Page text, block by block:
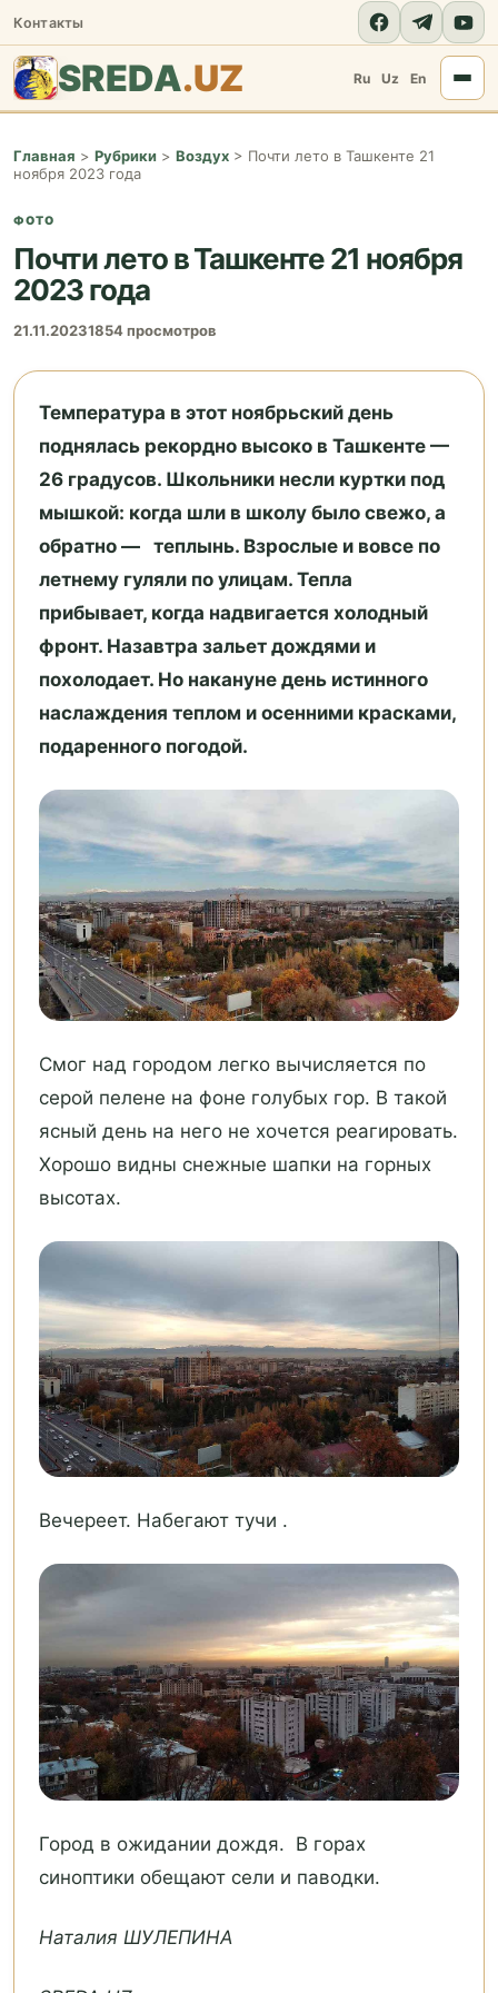
Контакты
SREDA.UZ Ru Uz En
Главная > Рубрики > Воздух > Почти лето в Ташкенте 21
ноября 2023 года
ФОТО
Почти лето в Ташкенте 21 ноября
2023 года
21.11.20231854 просмотров
Температура в этот ноябрьский день
поднялась рекордно высоко в Ташкенте —
26 градусов. Школьники несли куртки под
мышкой: когда шли в школу было свежо, а
обратно — теплынь. Взрослые и вовсе по
летнему гуляли по улицам. Тепла
прибывает, когда надвигается холодный
фронт. Назавтра зальет дождями и
похолодает. Но накануне день истинного
наслаждения теплом и осенними красками,
подаренного погодой.
Смог над городом легко вычисляется по
серой пелене на фоне голубых гор. В такой
ясный день на него не хочется реагировать.
Хорошо видны снежные шапки на горных
высотах.
Вечереет. Набегают тучи .
Город в ожидании дождя. В горах
синоптики обещают сели и паводки.
Наталия ШУЛЕПИНА